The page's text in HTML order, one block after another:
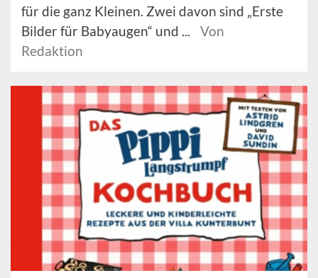
für die ganz Kleinen. Zwei davon sind „Erste
Bilder für Babyaugen“ und ...
Von
Redaktion